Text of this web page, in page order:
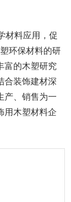
材料应用，促
环保材料的研
富的木塑研究
合装饰建材深
产、销售为一
用木塑材料企